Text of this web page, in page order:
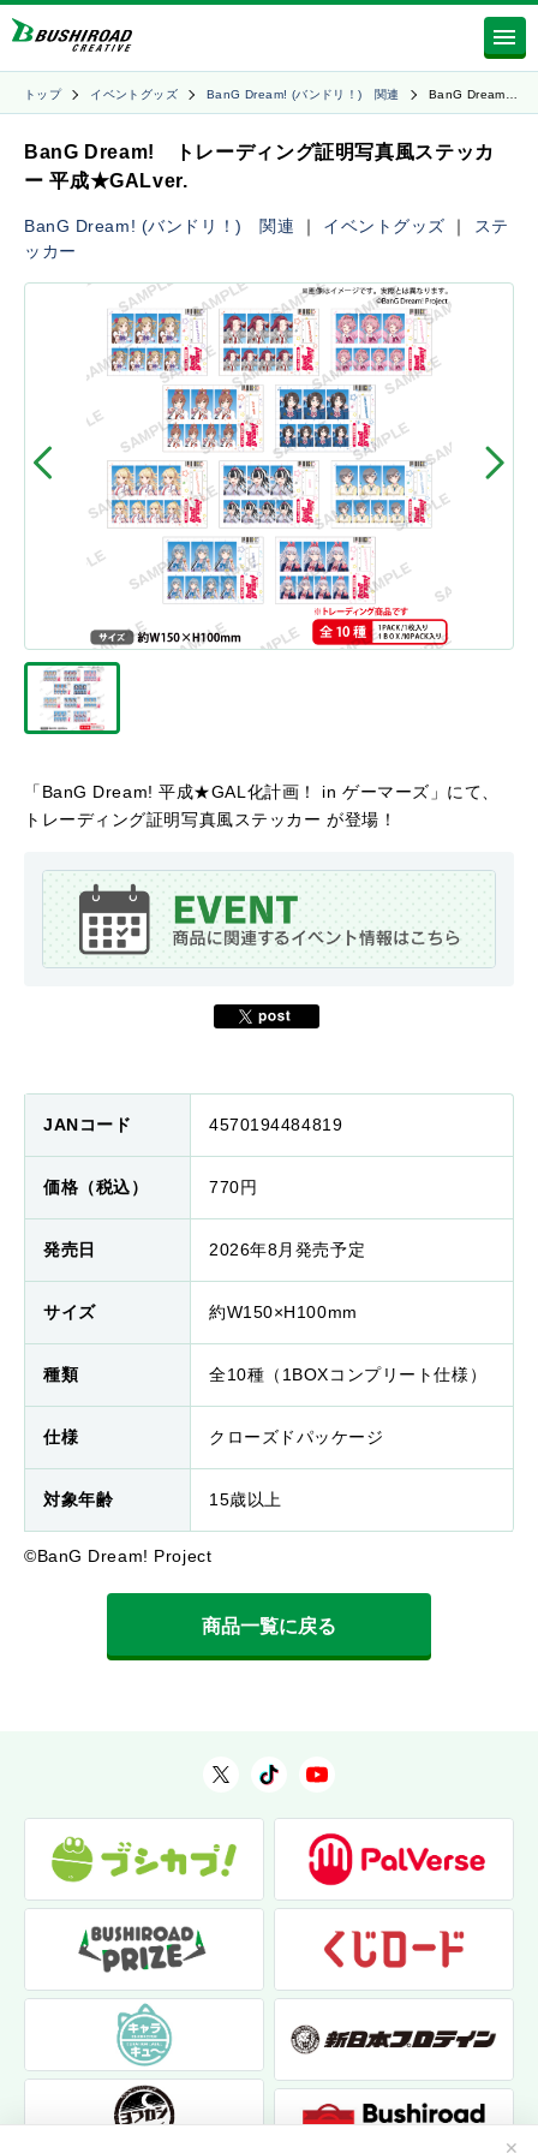
✕
トップ イベントグッズ BanG Dream! (バンドリ！) 関連 BanG Dream…
BanG Dream! トレーディング証明写真風ステッカ
ー 平成★GALver.
BanG Dream! (バンドリ！) 関連 ｜ イベントグッズ ｜
ステ
ッカー
「BanG Dream! 平成★GAL化計画！ in ゲーマーズ」にて、
トレーディング証明写真風ステッカー が登場！
JANコード 4570194484819
価格（税込） 770円
発売日 2026年8月発売予定
サイズ 約W150×H100mm
種類 全10種（1BOXコンプリート仕様）
仕様 クローズドパッケージ
対象年齢 15歳以上
©BanG Dream! Project
商品一覧に戻る